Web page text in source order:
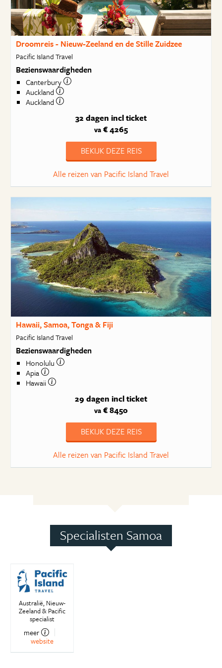
Droomreis - Nieuw-Zeeland en de Stille Zuidzee
Pacific Island Travel
Bezienswaardigheden
Canterbury
Auckland
Auckland
32 dagen incl ticket
va € 4265
BEKIJK DEZE REIS
Alle reizen van Pacific Island Travel
Hawaii, Samoa, Tonga & Fiji
Pacific Island Travel
Bezienswaardigheden
Honolulu
Apia
Hawaii
29 dagen incl ticket
va € 8450
BEKIJK DEZE REIS
Alle reizen van Pacific Island Travel
Specialisten Samoa
Australië, Nieuw-
Zeeland & Pacific
specialist
meer
website